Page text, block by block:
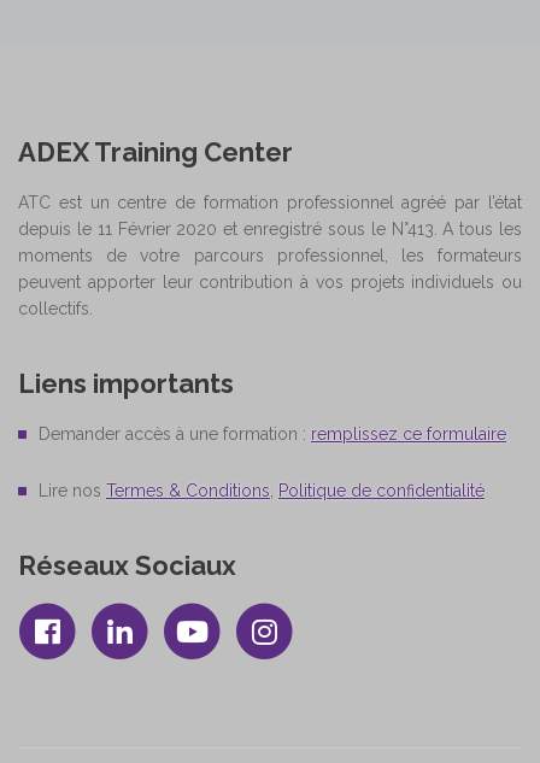
ADEX Training Center
ATC est un centre de formation professionnel agréé par l’état
depuis le 11 Février 2020 et enregistré sous le N°413. A tous les
moments de votre parcours professionnel, les formateurs
peuvent apporter leur contribution à vos projets individuels ou
collectifs.
Liens importants
Demander accès à une formation : remplissez ce formulaire
Lire nos Termes & Conditions, Politique de confidentialité
Réseaux Sociaux